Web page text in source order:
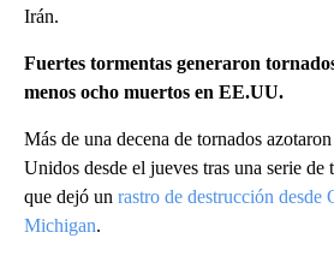
Irán.
Fuertes tormentas generaron
menos ocho muertos en EE.UU.
Más de una decena de tornados
Unidos desde el jueves tras una serie de
que dejó un rastro de destrucción desde
Michigan.